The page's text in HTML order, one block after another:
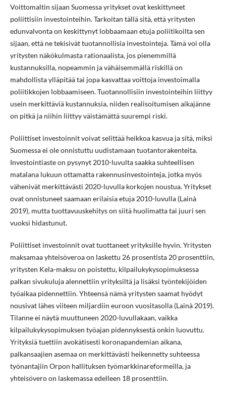
Voittomaltin sijaan Suomessa yritykset ovat keskittyneet
poliittisiin investointeihin. Tarkoitan tällä sitä, että yritysten
edunvalvonta on keskittynyt lobbaamaan etuja poliitikoilta sen
sijaan, että ne tekisivät tuotannollisia investointeja. Tämä voi olla
yritysten näkökulmasta rationaalista, jos pienemmillä
kustannuksilla, nopeammin ja vähäisemmällä riskillä on
mahdollista ylläpitää tai jopa kasvattaa voittoja investoimalla
poliitikkojen lobbaamiseen. Tuotannollisiin investointeihin liittyy
usein merkittäviä kustannuksia, niiden realisoitumisen aikajänne
on pitkä ja niihin liittyy väistämättä suurempi riski.
Poliittiset investoinnit voivat selittää heikkoa kasvua ja sitä, miksi
Suomessa ei ole onnistuttu uudistamaan tuotantorakenteita.
Investointiaste on pysynyt 2010-luvulta saakka suhteellisen
matalana lukuun ottamatta rakennusinvestointeja, jotka myös
vähenivät merkittävästi 2020-luvulla korkojen noustua. Yritykset
ovat onnistuneet saamaan erilaisia etuja 2010-luvulla (Lainà
2019), mutta tuottavuuskehitys on siitä huolimatta tai juuri sen
vuoksi hidastunut.
Poliittiset investoinnit ovat tuottaneet yrityksille hyvin. Yritysten
maksamaa yhteisöveroa on laskettu 26 prosentista 20 prosenttiin,
yritysten Kela-maksu on poistettu, kilpailukykysopimuksessa
palkan sivukuluja alennettiin yrityksiltä ja lisäksi työntekijöiden
työaikaa pidennettiin. Yhteensä nämä yritysten saamat hyödyt
nousivat lähes viiteen miljardiin euroon vuositasolla (Lainà 2019).
Tilanne ei näytä muuttuneen 2020-luvullakaan, vaikka
kilpailukykysopimuksen työajan pidennyksestä onkin luovuttu.
Yrityksiä tuettiin avokätisesti koronapandemian aikana,
palkansaajien asemaa on merkittävästi heikennetty suhteessa
työnantajiin Orpon hallituksen työmarkkinareformeilla, ja
yhteisövero on laskemassa edelleen 18 prosenttiin.